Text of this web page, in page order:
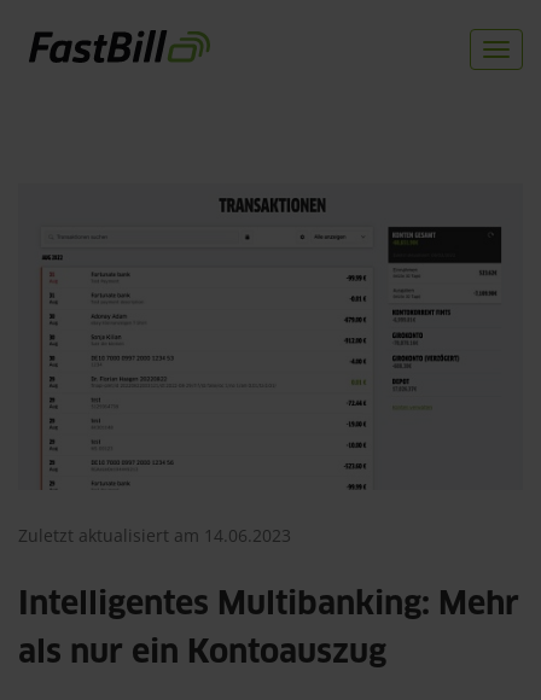
Inhalt
Zuletzt aktualisiert am 14.06.2023
Intelligentes Multibanking: Mehr
als nur ein Kontoauszug